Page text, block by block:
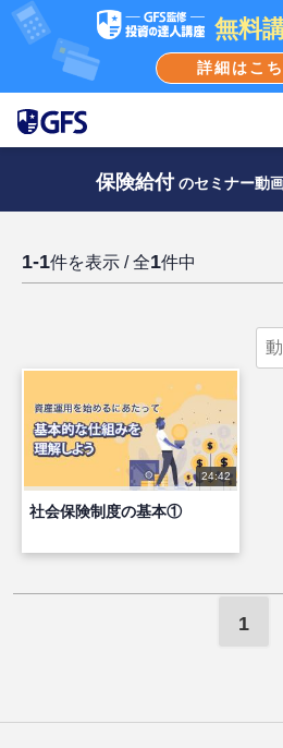
無料
詳細はこ
保険給付 のセミナー動
1-1件を表示 / 全1件中
24:42
社会保険制度の基本①
1